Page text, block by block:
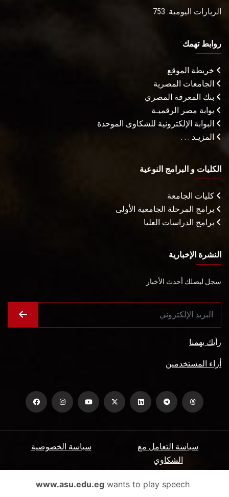
الزيارات اليومية: 753
روابط تهمك
خريطة الموقع
الجامعات المصرية
بنك المعرفة المصري
بوابة مصر الرقميـة
البوابة الإلكترونية للشكاوى الموحدة
المزيـد . . .
الكليات و البرامج النوعية
كليات الجامعة
برامج المرحلة الجامعية الأولى
برامج الدراسات العليا
النشرة الإخبارية
سجل ليصلك أحدث الأخبار
رأيك يهمنا
أراء المستخدمين
سياسة الخصوصية
سياسة التعامل مع
الشكاوي
الأسئلة الشائعة ميثاق المتعاملين www.asu.edu.egwants to play speech